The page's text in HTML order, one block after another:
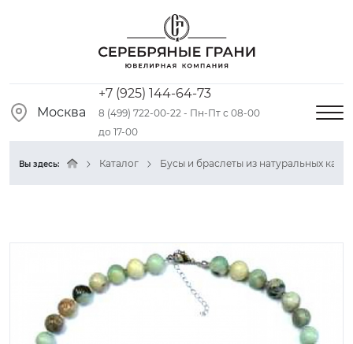
Москва
+7 (925) 144-64-73
8 (499) 722-00-22 - Пн-Пт с 08-00
до 17-00
Вы здесь: Каталог Бусы и браслеты из натуральных